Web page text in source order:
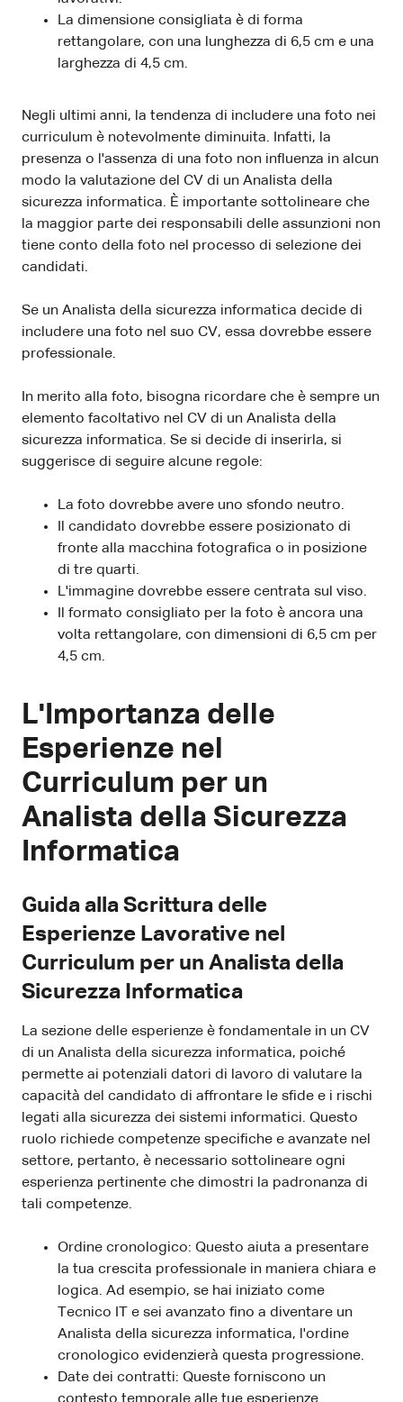
La dimensione consigliata è di forma
rettangolare, con una lunghezza di 6,5 cm e una
larghezza di 4,5 cm.
Negli ultimi anni, la tendenza di includere una foto nei
curriculum è notevolmente diminuita. Infatti, la
presenza o l'assenza di una foto non influenza in alcun
modo la valutazione del CV di un Analista della
sicurezza informatica. È importante sottolineare che
la maggior parte dei responsabili delle assunzioni non
tiene conto della foto nel processo di selezione dei
candidati.
Se un Analista della sicurezza informatica decide di
includere una foto nel suo CV, essa dovrebbe essere
professionale.
In merito alla foto, bisogna ricordare che è sempre un
elemento facoltativo nel CV di un Analista della
sicurezza informatica. Se si decide di inserirla, si
suggerisce di seguire alcune regole:
La foto dovrebbe avere uno sfondo neutro.
Il candidato dovrebbe essere posizionato di
fronte alla macchina fotografica o in posizione
di tre quarti.
L'immagine dovrebbe essere centrata sul viso.
Il formato consigliato per la foto è ancora una
volta rettangolare, con dimensioni di 6,5 cm per
4,5 cm.
L'Importanza delle
Esperienze nel
Curriculum per un
Analista della Sicurezza
Informatica
Guida alla Scrittura delle
Esperienze Lavorative nel
Curriculum per un Analista della
Sicurezza Informatica
La sezione delle esperienze è fondamentale in un CV
di un Analista della sicurezza informatica, poiché
permette ai potenziali datori di lavoro di valutare la
capacità del candidato di affrontare le sfide e i rischi
legati alla sicurezza dei sistemi informatici. Questo
ruolo richiede competenze specifiche e avanzate nel
settore, pertanto, è necessario sottolineare ogni
esperienza pertinente che dimostri la padronanza di
tali competenze.
Ordine cronologico: Questo aiuta a presentare
la tua crescita professionale in maniera chiara e
logica. Ad esempio, se hai iniziato come
Tecnico IT e sei avanzato fino a diventare un
Analista della sicurezza informatica, l'ordine
cronologico evidenzierà questa progressione.
Date dei contratti: Queste forniscono un